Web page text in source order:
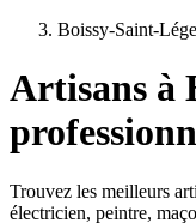
Boissy-Saint-
Artisans à
Trouvez les meilleurs
électricien, peintre,